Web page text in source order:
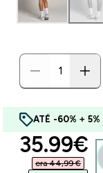
ATÉ -60% + 5%
35.99€‎
era 44,99 €‎